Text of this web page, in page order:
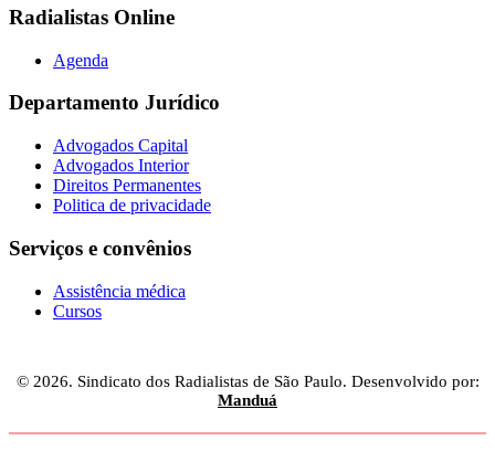
Radialistas Online
Agenda
Departamento Jurídico
Advogados Capital
Advogados Interior
Direitos Permanentes
Politica de privacidade
Serviços e convênios
Assistência médica
Cursos
© 2026. Sindicato dos Radialistas de São Paulo. Desenvolvido por:
Manduá